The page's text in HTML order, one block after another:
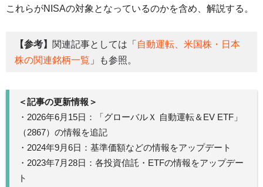
これらがNISAの対象となっているのかを含め、解説する。
【参考】 関連記事としては「 自動運転、米国株・日本
株の関連銘柄一覧 」も参照。
＜記事の更新情報＞
・2026年6月15日：「グローバルＸ 自動運転＆EV ETF」
（2867）の情報を追記
・2024年9月6日：基準価額などの情報をアップデート
・2023年7月28日：各投資信託・ETFの情報をアップデー
ト